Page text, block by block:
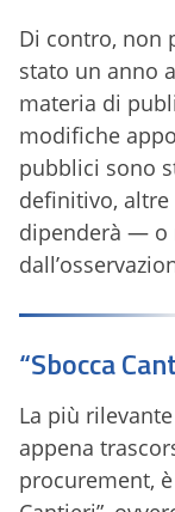
Di contro, non
stato un anno
materia di
modifiche
pubblici sono
definitivo,
dipenderà — o
“Sbocca
La più
appena
procurement,